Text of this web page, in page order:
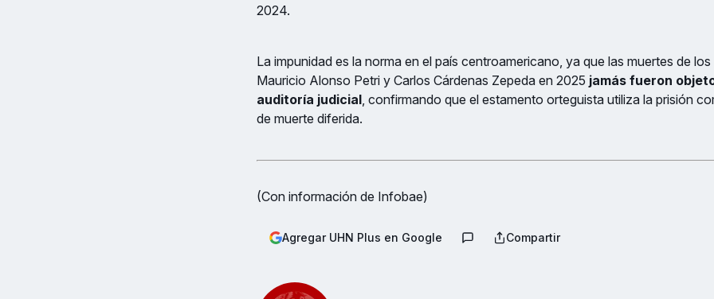
2024.
La impunidad es la norma en el país centroamericano, ya que las muertes de
Mauricio Alonso Petri y Carlos Cárdenas Zepeda en 2025 jamás fueron
auditoría judicial , confirmando que el estamento orteguista utiliza la prisión
de muerte diferida.
(Con información de Infobae)
Agregar UHN Plus en Google Compartir